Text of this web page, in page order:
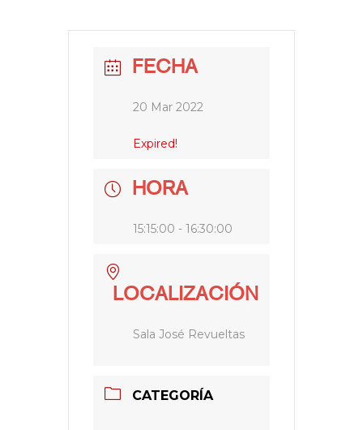
FECHA
20 Mar 2022
Expired!
HORA
15:15:00 - 16:30:00
LOCALIZACIÓN
Sala José Revueltas
CATEGORÍA